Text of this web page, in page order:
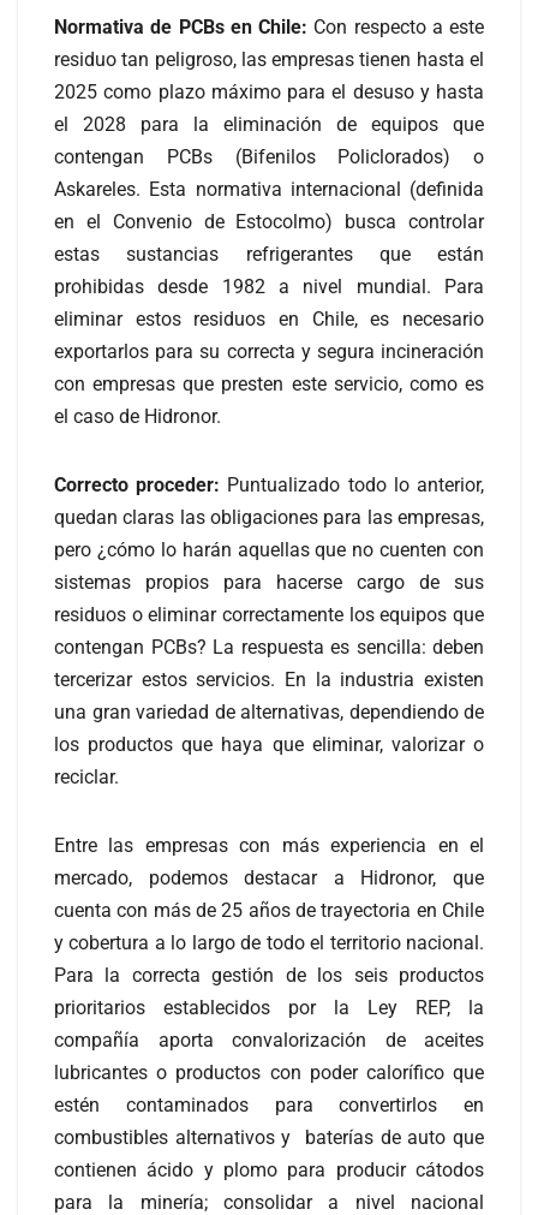
Normativa de PCBs en Chile: Con respecto a este
residuo tan peligroso, las empresas tienen hasta el
2025 como plazo máximo para el desuso y hasta
el 2028 para la eliminación de equipos que
contengan PCBs (Bifenilos Policlorados) o
Askareles. Esta normativa internacional (definida
en el Convenio de Estocolmo) busca controlar
estas sustancias refrigerantes que están
prohibidas desde 1982 a nivel mundial. Para
eliminar estos residuos en Chile, es necesario
exportarlos para su correcta y segura incineración
con empresas que presten este servicio, como es
el caso de Hidronor.
Correcto proceder: Puntualizado todo lo anterior,
quedan claras las obligaciones para las empresas,
pero ¿cómo lo harán aquellas que no cuenten con
sistemas propios para hacerse cargo de sus
residuos o eliminar correctamente los equipos que
contengan PCBs? La respuesta es sencilla: deben
tercerizar estos servicios. En la industria existen
una gran variedad de alternativas, dependiendo de
los productos que haya que eliminar, valorizar o
reciclar.
Entre las empresas con más experiencia en el
mercado, podemos destacar a Hidronor, que
cuenta con más de 25 años de trayectoria en Chile
y cobertura a lo largo de todo el territorio nacional.
Para la correcta gestión de los seis productos
prioritarios establecidos por la Ley REP, la
compañía aporta convalorización de aceites
lubricantes o productos con poder calorífico que
estén contaminados para convertirlos en
combustibles alternativos y baterías de auto que
contienen ácido y plomo para producir cátodos
para la minería; consolidar a nivel nacional